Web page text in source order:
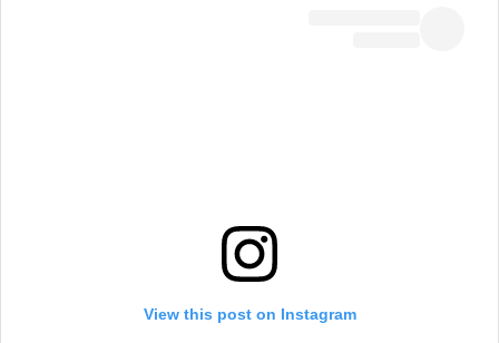
View this post on Instagram